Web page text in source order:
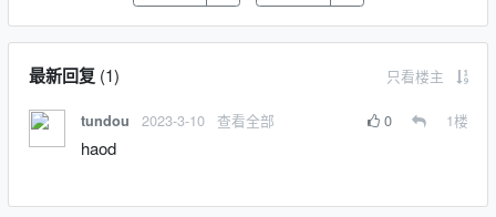
最新回复(1) 只看楼主
tundou 2023-3-10 查看全部 0 1楼
haod